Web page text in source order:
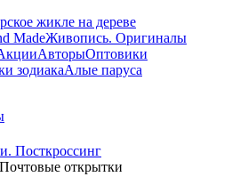
жикле на дереве
MadeЖивопись. Оригиналы
АвторыОптовики
зодиакаАлые паруса
Посткроссинг
открытки